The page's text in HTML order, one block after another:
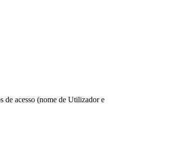
de acesso (nome de Utilizador e